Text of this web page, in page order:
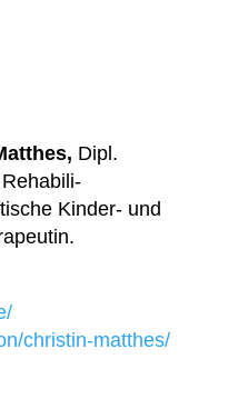
Dipl.
Rehabil­­i­
Kinder- und
christin-matthes/